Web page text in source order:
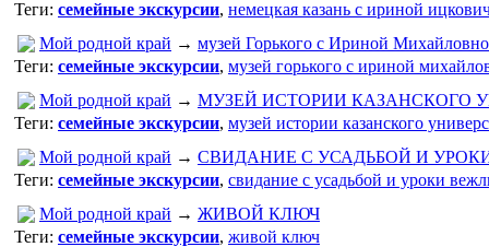
Теги: семейные экскурсии, немецкая казань с ириной
Мой родной край → музей Горького с Ириной
Теги: семейные экскурсии, музей горького с ириной
Мой родной край → МУЗЕЙ ИСТОРИИ КАЗАНСКОГО
Теги: семейные экскурсии, музей истории казанского
Мой родной край → СВИДАНИЕ С УСАДЬБОЙ И
Теги: семейные экскурсии, свидание с усадьбой и уроки
Мой родной край → ЖИВОЙ КЛЮЧ
Теги: семейные экскурсии, живой ключ